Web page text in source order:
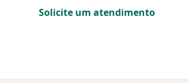
Solicite um atendimento